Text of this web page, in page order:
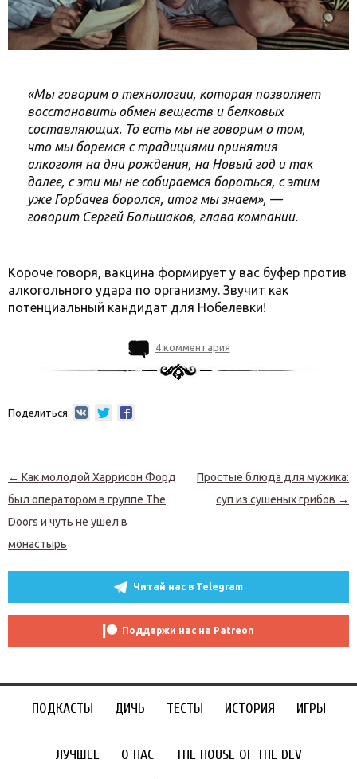
«Мы говорим о технологии, которая позволяет
восстановить обмен веществ и белковых
составляющих. То есть мы не говорим о том,
что мы боремся с традициями принятия
алкоголя на дни рождения, на Новый год и так
далее, с эти мы не собираемся бороться, с этим
уже Горбачев боролся, итог мы знаем», —
говорит Сергей Большаков, глава компании.
Короче говоря, вакцина формирует у вас буфер против
алкогольного удара по организму. Звучит как
потенциальный кандидат для Нобелевки!
4 комментария
Поделиться:
Навигация по записям
← Как молодой Харрисон Форд
был оператором в группе The
Doors и чуть не ушел в
монастырь
Простые блюда для мужика:
суп из сушеных грибов →
Читай нас в Telegram
Поддержи нас на Patreon
ПОДКАСТЫ ДИЧЬ ТЕСТЫ ИСТОРИЯ ИГРЫ
ЛУЧШЕЕ О НАС THE HOUSE OF THE DEV